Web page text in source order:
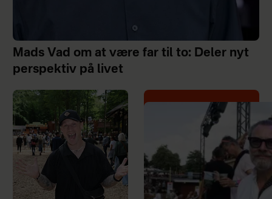
Mads Vad om at være far til to: Deler nyt
perspektiv på livet